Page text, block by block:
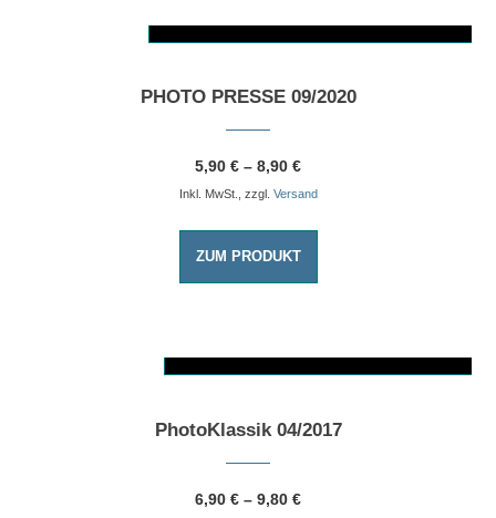
Dieses Produkt weist mehrere Varianten auf. Die Optionen können auf der Produktseite gewählt werden
PHOTO PRESSE 09/2020
5,90 € – 8,90 €
Inkl. MwSt., zzgl. Versand
ZUM PRODUKT
Dieses Produkt weist mehrere Varianten auf. Die Optionen können auf der Produktseite gewählt werden
PhotoKlassik 04/2017
6,90 € – 9,80 €